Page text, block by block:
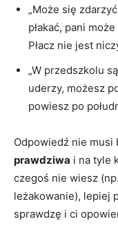
„Może się
płakać, pani
Płacz nie jest
„W przedszkolu
uderzy, możesz
powiesz po
Odpowiedź nie musi
prawdziwa i na tyle
czegoś nie wiesz
leżakowanie), lepiej
sprawdzę i ci